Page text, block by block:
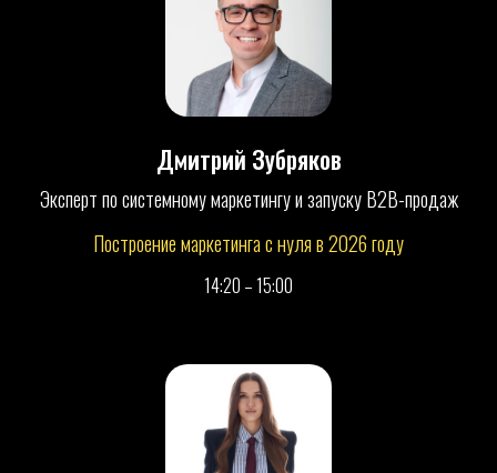
Дмитрий Зубряков
Эксперт по системному маркетингу и запуску B2B-продаж
Построение маркетинга с нуля в 2026 году
14:20 – 15:00